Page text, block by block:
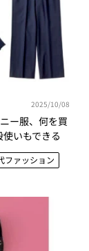
2025/10/08
ー服、何を買
いもできる
ファッション